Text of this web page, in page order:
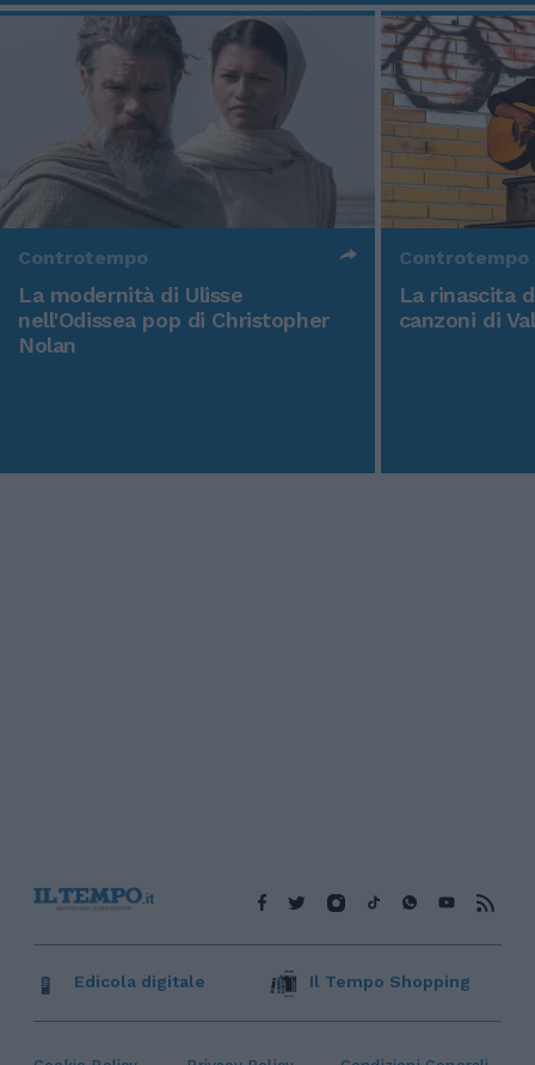
Controtempo
La modernità di Ulisse
nell'Odissea pop di Christopher
Nolan
Controtempo
La rinascita
canzoni di
Edicola digitale Il Tempo Shopping